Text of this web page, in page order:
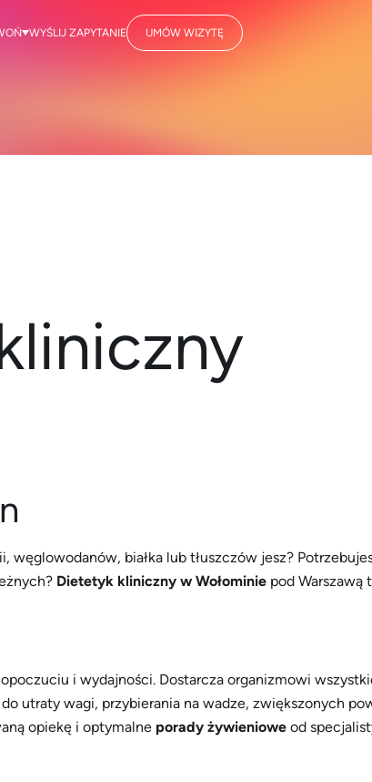
węglowodanów, białka lub tłuszczów jesz?
Dietetyk kliniczny w Wołominie pod Warszawą
i wydajności. Dostarcza organizmowi
utraty wagi, przybierania na wadze, zwiększonych
opiekę i optymalne porady żywieniowe od
WYŚLIJ ZAPYTANIE UMÓW WIZYTĘ